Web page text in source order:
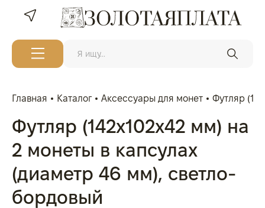
Главная Каталог Аксессуары для монет Футляр
Футляр (142x102x42 мм) на
2 монеты в капсулах
(диаметр 46 мм), светло-
бордовый